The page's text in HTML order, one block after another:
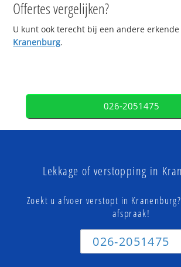
Offertes vergelijken?
U kunt ook terecht bij een andere erkende
Kranenburg.
026-2051475
Lekkage of verstopping in
Zoekt u afvoer verstopt in
afspraak!
026-2051475